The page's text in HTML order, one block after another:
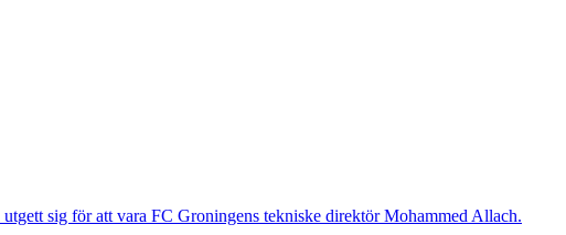
sig för att vara FC Groningens tekniske direktör Mohammed Allach.